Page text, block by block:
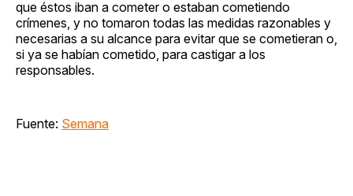
que éstos iban a cometer o estaban cometiendo
crímenes, y no tomaron todas las medidas razonables y
necesarias a su alcance para evitar que se cometieran o,
si ya se habían cometido, para castigar a los
responsables.
Fuente: Semana